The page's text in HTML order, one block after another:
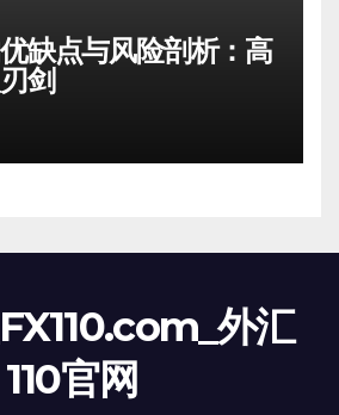
缺点与风险剖析：高
剑
外汇
110官网